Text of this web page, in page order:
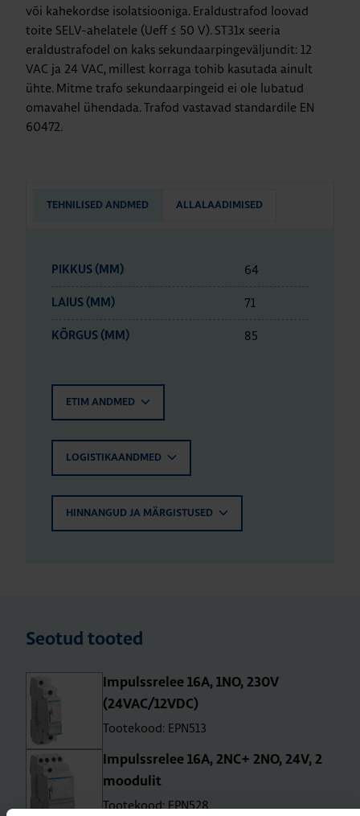
või kahekordse isolatsiooniga. Eraldustrafod loovad
toite SELV-ahelatele (Ueff ≤ 50 V). ST31x seeria
eraldustrafodel on kaks sekundaarpingeväljundit: 12
VAC ja 24 VAC, millest korraga tohib kasutada ainult
ühte. Mitme trafo sekundaarpingeid ei ole lubatud
omavahel ühendada. Trafod vastavad standardile EN
60472.
TEHNILISED ANDMED ALLALAADIMISED
PIKKUS (MM) 64
LAIUS (MM) 71
KÕRGUS (MM) 85
ETIM ANDMED
LOGISTIKAANDMED
HINNANGUD JA MÄRGISTUSED
Seotud tooted
Impulss­re­lee 16A, 1NO, 230V
(24VAC/12VDC)
Tootekood: EPN513
Impulss­re­lee 16A, 2NC+ 2NO, 24V, 2
moo­du­lit
Tootekood: EPN528